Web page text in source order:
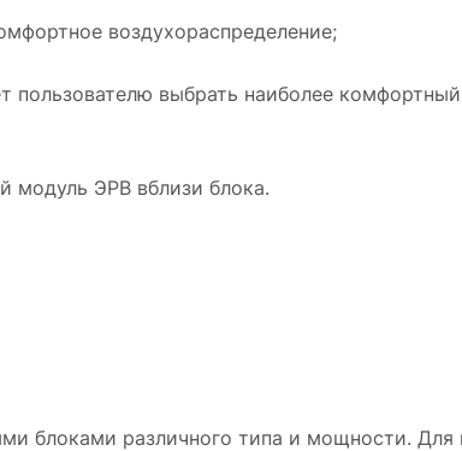
воздухораспределение;
пользователю выбрать наиболее
модуль ЭРВ вблизи блока.
блоками различного типа и мощности. Для